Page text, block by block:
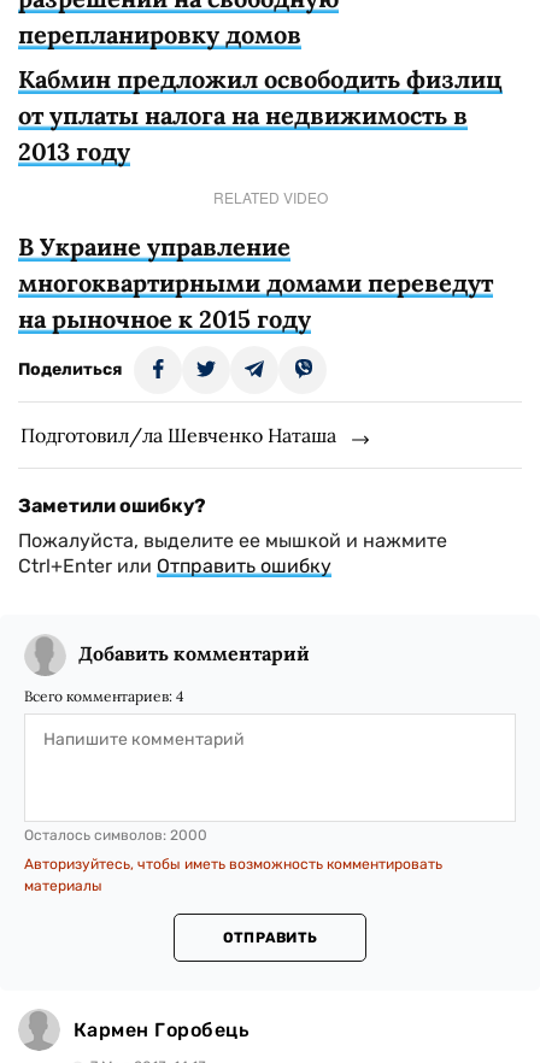
перепланировку домов
Кабмин предложил освободить физлиц
от уплаты налога на недвижимость в
2013 году
RELATED VIDEO
В Украине управление
многоквартирными домами переведут
на рыночное к 2015 году
Поделиться
Подготовил/ла Шевченко Наташа
Заметили ошибку?
Пожалуйста, выделите ее мышкой и нажмите
Ctrl+Enter или Отправить ошибку
Добавить комментарий
Всего комментариев: 4
Осталось символов: 2000
Авторизуйтесь, чтобы иметь возможность комментировать
материалы
ОТПРАВИТЬ
Кармен Горобець